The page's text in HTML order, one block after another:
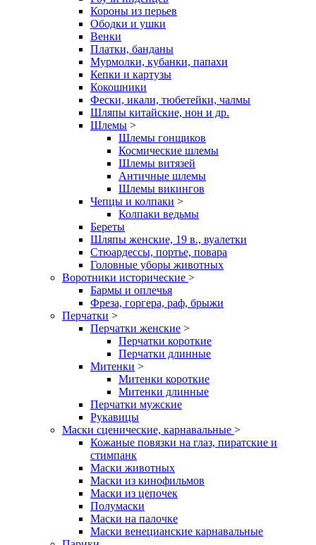
Короны из перьев
Ободки и ушки
Венки
Платки, банданы
Мурмолки, кубанки, папахи
Кепки и картузы
Кокошники
Фески, икали, тюбетейки, чалмы
Шляпы китайские, нон и др.
Шлемы >
Шлемы гонщиков
Космические шлемы
Шлемы витязей
Античные шлемы
Шлемы викингов
Чепцы и колпаки >
Колпаки ведьмы
Береты
Шляпы женские, 19 в., вуалетки
Стюардессы, портье, повара
Головные уборы животных
Воротники исторические >
Бармы и оплечья
Фреза, горгера, раф, брыжи
Перчатки >
Перчатки женские >
Перчатки короткие
Перчатки длинные
Митенки >
Митенки короткие
Митенки длинные
Перчатки мужские
Рукавицы
Маски сценические, карнавальные >
Кожаные повязки на глаз, пиратские и
стимпанк
Маски животных
Маски из кинофильмов
Маски из цепочек
Полумаски
Маски на палочке
Маски венецианские карнавальные